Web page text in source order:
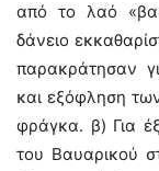
από το λαό
δάνειο
παρακράτησαν
και εξόφληση
φράγκα. β) Για
του Βαυαρικού